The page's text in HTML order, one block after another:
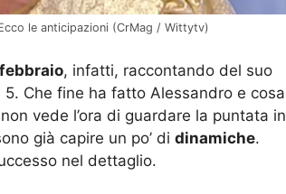
le anticipazioni (CrMag / Wittytv)
, infatti, raccontando del suo
Che fine ha fatto Alessandro e cosa
vede l’ora di guardare la puntata in
già capire un po’ di dinamiche.
nel dettaglio.